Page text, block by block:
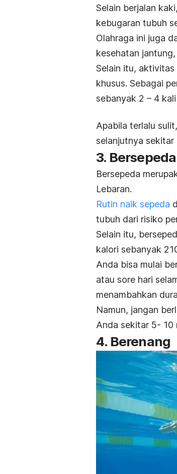
Selain berjalan
kebugaran tubuh
Olahraga ini juga
kesehatan
Selain itu,
khusus. Sebagai
sebanyak 2 – 4
Apabila terlalu
selanjutnya sekitar
3. Bersepeda
Bersepeda
Lebaran.
Rutin naik sepeda
tubuh dari risiko
Selain itu, b
kalori sebanyak
Anda bisa mulai
atau sore hari
menambahkan
Namun, jangan
Anda sekitar 5- 10
4. Berenang